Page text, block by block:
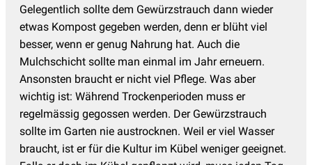
Gelegentlich sollte dem Gewürzstrauch dann wieder
etwas Kompost gegeben werden, denn er blüht viel
besser, wenn er genug Nahrung hat. Auch die
Mulchschicht sollte man einmal im Jahr erneuern.
Ansonsten braucht er nicht viel Pflege. Was aber
wichtig ist: Während Trockenperioden muss er
regelmässig gegossen werden. Der Gewürzstrauch
sollte im Garten nie austrocknen. Weil er viel Wasser
braucht, ist er für die Kultur im Kübel weniger geeignet.